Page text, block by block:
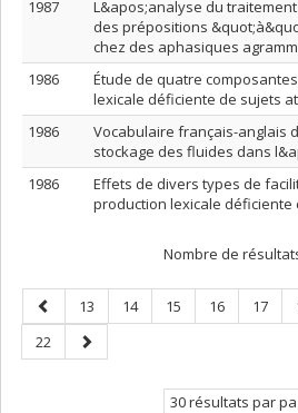
1987
L&apos;analyse du
des prépositions
chez des aphasiques
1986
Étude de quatre
lexicale déficiente de sujets
1986
Vocabulaire français-anglais
stockage des fluides dans
1986
Effets de divers types de
production lexicale déficiente
Nombre de
Page
précédente
Page
13 Page
14 Page
15 Page
16 Page
17
Page
22
Page
suivante
30 résultats par